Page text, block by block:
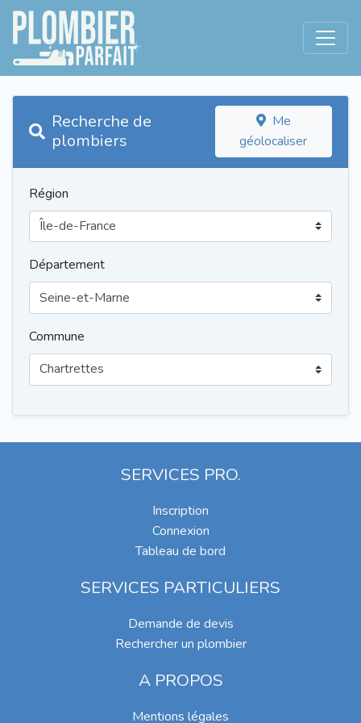
Recherche de
plombiers
Me
géolocaliser
Région
Département
Commune
SERVICES PRO.
Inscription
Connexion
Tableau de bord
SERVICES PARTICULIERS
Demande de devis
Rechercher un plombier
A PROPOS
Mentions légales